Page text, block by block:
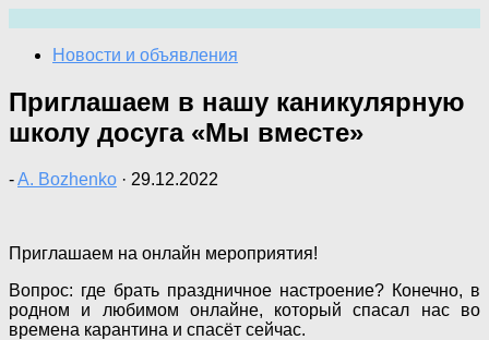
содержимому
Новости и объявления
Приглашаем в нашу каникулярную
школу досуга «Мы вместе»
-A. Bozhenko · 29.12.2022
Приглашаем на онлайн мероприятия!
Вопрос: где брать праздничное настроение? Конечно, в
родном и любимом онлайне, который спасал нас во
времена карантина и спасёт сейчас.